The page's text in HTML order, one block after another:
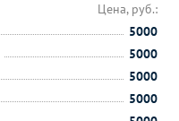
Цена, руб.:
5000
5000
5000
5000